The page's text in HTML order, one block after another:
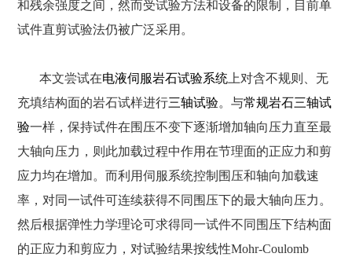
产品中心 
联系我们
和残余强度之间，然而受试验方法和设备的限制，目前单
试件直剪试验法仍被广泛采用。
本文尝试在电液伺服岩石试验系统 上对含不规则、无
充填结构面的岩石试样进行三轴试验。与常规岩石三轴试
验一样，保持试件在围压不变下逐渐增加轴向压力直至最
大轴向压力，则此加载过程中作用在节理面的正应力和剪
应力均在增加。而利用伺服系统控制围压和轴向加载速
率，对同一试件可连续获得不同围压下的最大轴向压力。
然后根据弹性力学理论可求得同一试件不同围压下结构面
的正应力和剪应力，对试验结果按线性Mohr-Coulomb